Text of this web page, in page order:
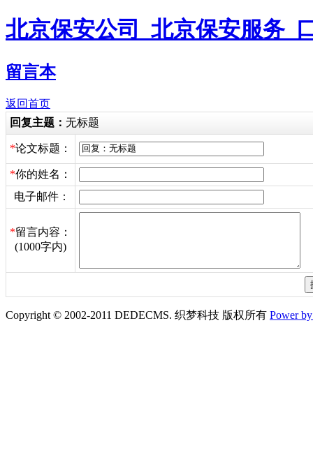
北京保安公司_北京保安服务_
留言本
返回首页
回复主题： 无标题
*论文标题：
*你的姓名：
电子邮件：
*留言内容：
(1000字内)
Copyright © 2002-2011 DEDECMS. 织梦科技 版权所有 Power